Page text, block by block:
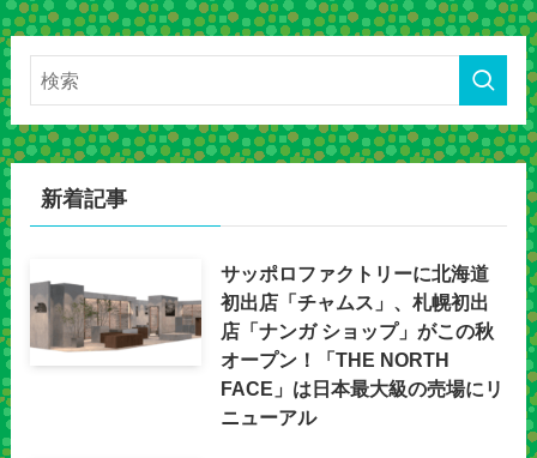
新着記事
サッポロファクトリーに北海道
初出店「チャムス」、札幌初出
店「ナンガ ショップ」がこの秋
オープン！「THE NORTH
FACE」は日本最大級の売場にリ
ニューアル